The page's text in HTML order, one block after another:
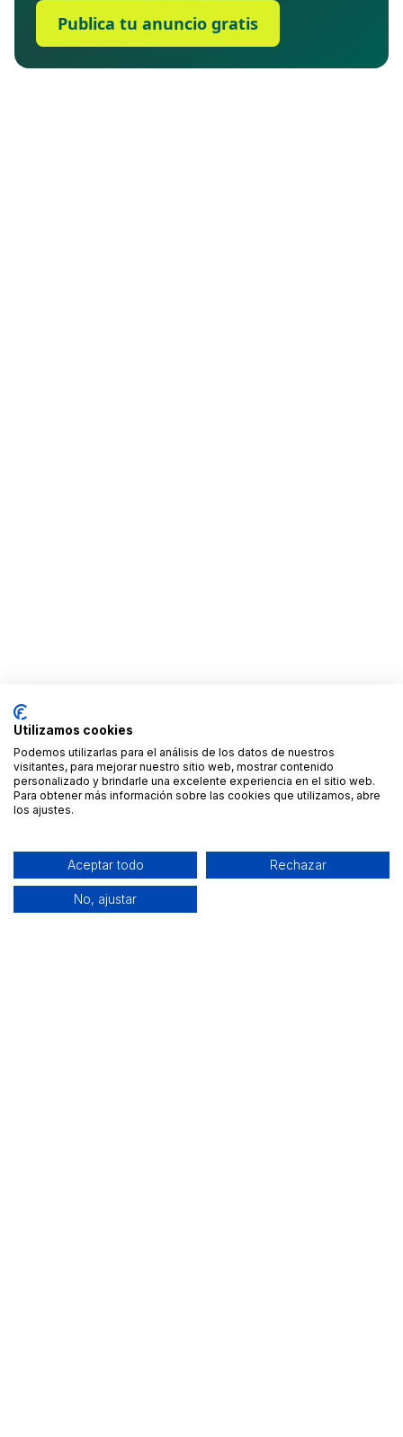
Publica tu anuncio gratis
Utilizamos cookies
Podemos utilizarlas para el análisis de los datos de nuestros
visitantes, para mejorar nuestro sitio web, mostrar contenido
personalizado y brindarle una excelente experiencia en el sitio web.
Para obtener más información sobre las cookies que utilizamos, abre
los ajustes.
Aceptar todo Rechazar
No, ajustar